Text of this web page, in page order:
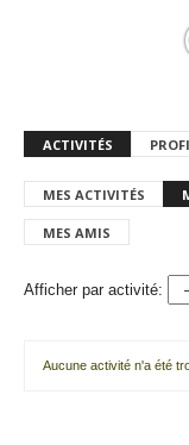
ACTIVITÉS
MES ACTIVITÉS
MES AMIS
Afficher par activité:
Aucune activité n'a été